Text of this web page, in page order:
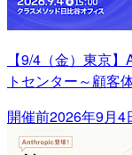
【9/4（金）東京
トセンター～顧客
開催前2026年9月4